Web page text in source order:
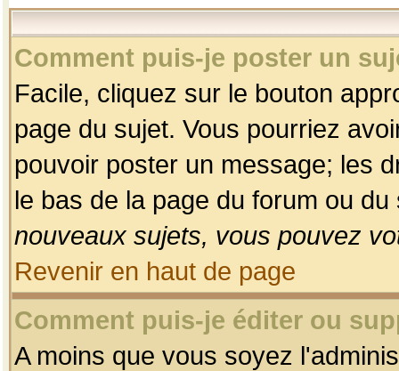
Comment puis-je poster un
Facile, cliquez sur le bouton
page du sujet. Vous pourriez
pouvoir poster un message; les
le bas de la page du forum ou
nouveaux sujets, vous pouvez
Revenir en haut de page
Comment puis-je éditer ou
A moins que vous soyez